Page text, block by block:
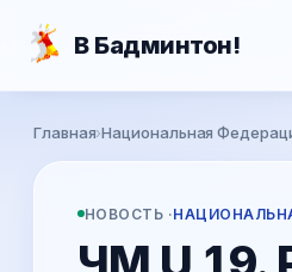
В Бадминтон!
Вы здесь
Главная›Национальная
НОВОСТЬ ·